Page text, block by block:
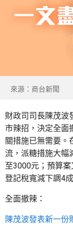
來源：商台新聞
財政司司長陳茂波
市辣招，決定全面
關措施已無需要。
流，派糖措施大幅
至3000元；預算
登記稅寬減下調4
全面撤辣：
陳茂波發表新一